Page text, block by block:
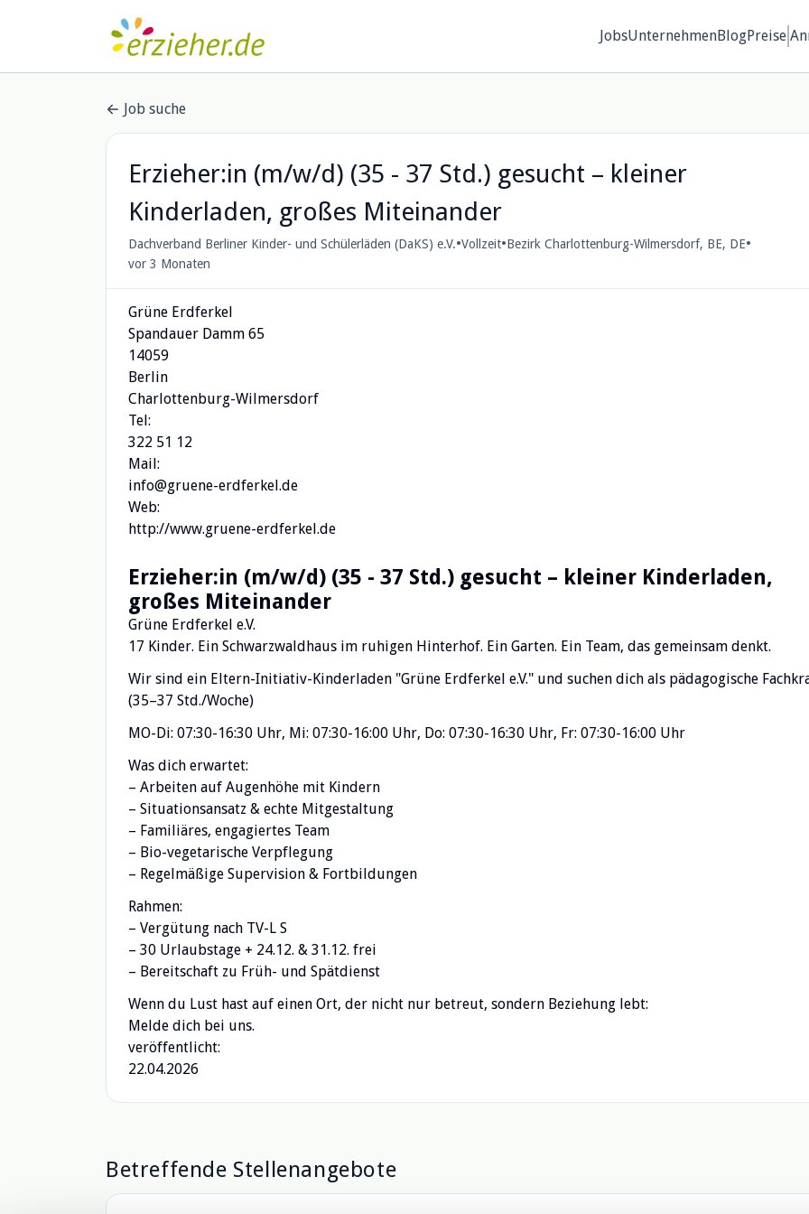
JobsUnternehmenBlogPreise
Job suche
Erzieher:in (m/w/d) (35 - 37 Std.) gesucht – kleiner
Kinderladen, großes Miteinander
Dachverband Berliner Kinder- und Schülerläden (DaKS) e.V.•Vollzeit•Bezirk Charlottenburg-Wilmersdorf, BE, DE•
vor 3 Monaten
Grüne Erdferkel
Spandauer Damm 65
14059
Berlin
Charlottenburg-Wilmersdorf
Tel:
322 51 12
Mail:
info@gruene-erdferkel.de
Web:
http://www.gruene-erdferkel.de
Erzieher:in (m/w/d) (35 - 37 Std.) gesucht – kleiner Kinderladen,
großes Miteinander
Grüne Erdferkel e.V.
17 Kinder. Ein Schwarzwaldhaus im ruhigen Hinterhof. Ein Garten. Ein Team, das gemeinsam denkt.
Wir sind ein Eltern-Initiativ-Kinderladen "Grüne Erdferkel e.V." und suchen dich als pädagogische
(35–37 Std./Woche)
MO-Di: 07:30-16:30 Uhr, Mi: 07:30-16:00 Uhr, Do: 07:30-16:30 Uhr, Fr: 07:30-16:00 Uhr
Was dich erwartet:
– Arbeiten auf Augenhöhe mit Kindern
– Situationsansatz & echte Mitgestaltung
– Familiäres, engagiertes Team
– Bio-vegetarische Verpflegung
– Regelmäßige Supervision & Fortbildungen
Rahmen:
– Vergütung nach TV-L S
– 30 Urlaubstage + 24.12. & 31.12. frei
– Bereitschaft zu Früh- und Spätdienst
Wenn du Lust hast auf einen Ort, der nicht nur betreut, sondern Beziehung lebt:
Melde dich bei uns.
veröffentlicht:
22.04.2026
Betreffende Stellenangebote